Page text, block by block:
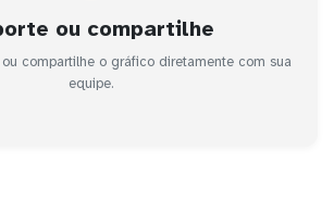
ou compartilhe
compartilhe o gráfico diretamente com sua
equipe.